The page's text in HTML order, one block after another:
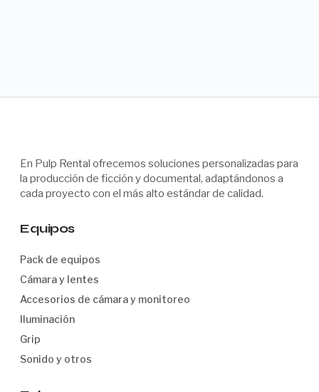
En Pulp Rental ofrecemos soluciones personalizadas para
la producción de ficción y documental, adaptándonos a
cada proyecto con el más alto estándar de calidad.
Equipos
Pack de equipos
Cámara y lentes
Accesorios de cámara y monitoreo
Iluminación
Grip
Sonido y otros